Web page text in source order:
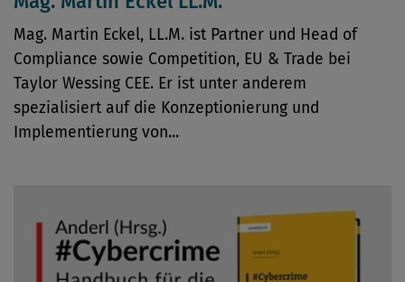
Mag. Martin Eckel, LL.M. ist Partner und Head of
Compliance sowie Competition, EU & Trade bei
Taylor Wessing CEE. Er ist unter anderem
spezialisiert auf die Konzeptionierung und
Implementierung von...